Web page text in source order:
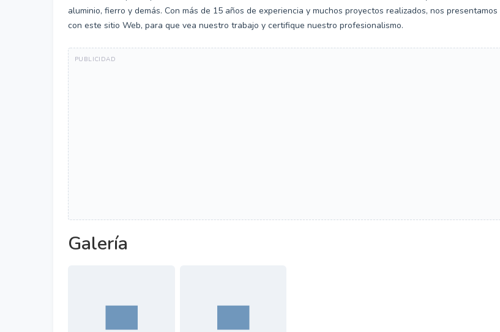
aluminio, fierro y demás. Con más de 15 años de experiencia y muchos proyectos realizados, nos presentamos
con este sitio Web, para que vea nuestro trabajo y certifique nuestro profesionalismo.
Galería